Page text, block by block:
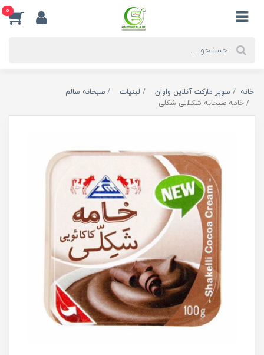
0
خانه سوپر مارکت آنلاین واوان لبنیات
صبحانه سالم
خامه صبحانه شکلاتی شکلی